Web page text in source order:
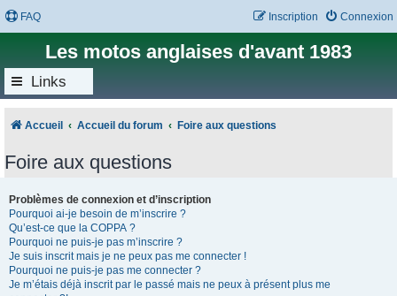
FAQ Connexion
Inscription
Les motos anglaises d'avant 1983
Links
Accueil Accueil du forum Foire aux questions
Foire aux questions
Problèmes de connexion et d’inscription
Pourquoi ai-je besoin de m’inscrire ?
Qu’est-ce que la COPPA ?
Pourquoi ne puis-je pas m’inscrire ?
Je suis inscrit mais je ne peux pas me connecter !
Pourquoi ne puis-je pas me connecter ?
Je m’étais déjà inscrit par le passé mais ne peux à présent plus me